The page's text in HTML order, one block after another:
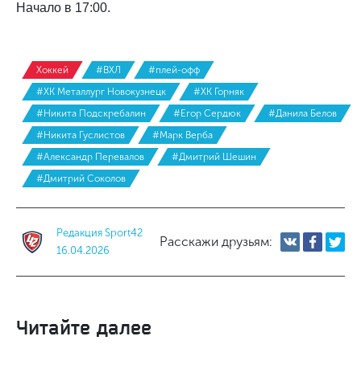
Начало в 17:00.
Хоккей #ВХЛ
#плей-офф
#ХК Металлург Новокузнецк
#ХК Горняк
#Никита Подскребалин
#Егор Сердюк
#Данила Белов
#Никита Гуслистов
#Марк Верба
#Александр Перевалов
#Дмитрий Шешин
#Дмитрий Соколов
Редакция Sport42
16.04.2026
Расскажи друзьям:
Читайте далее